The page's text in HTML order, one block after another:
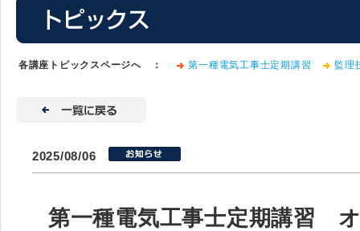
各講座トピックスページへ ： 第一種電気工事士定期講習 監理
2025/08/06
第一種電気工事士定期講習